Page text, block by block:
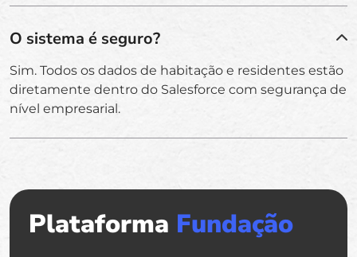
O sistema é seguro?
Sim. Todos os dados de habitação e residentes estão
diretamente dentro do Salesforce com segurança de
nível empresarial.
Plataforma Fundação